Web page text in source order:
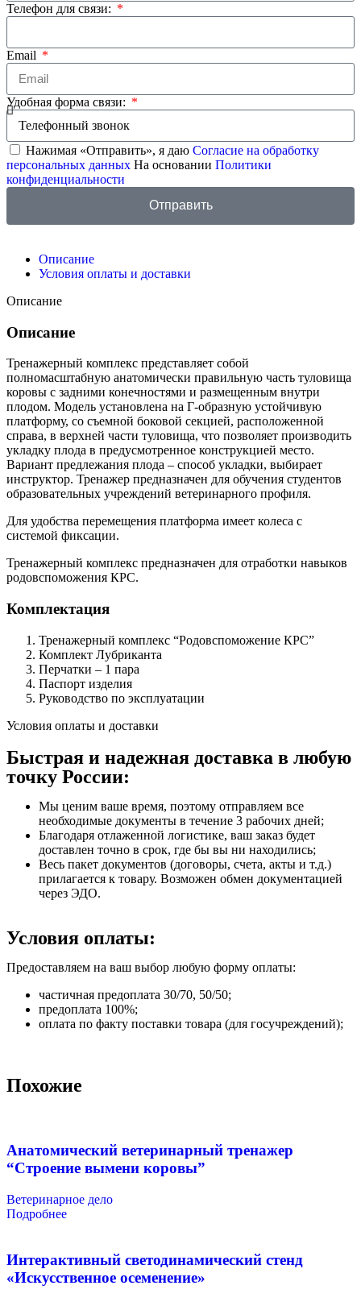
Телефон для связи:
Email
Удобная форма связи:
Нажимая «Отправить», я даю Согласие на обработку
персональных данных На основании Политики
конфиденциальности
Отправить
Описание
Условия оплаты и доставки
Описание
Описание
Тренажерный комплекс представляет собой
полномасштабную анатомически правильную часть туловища
коровы с задними конечностями и размещенным внутри
плодом. Модель установлена на Г-образную устойчивую
платформу, со съемной боковой секцией, расположенной
справа, в верхней части туловища, что позволяет производить
укладку плода в предусмотренное конструкцией место.
Вариант предлежания плода – способ укладки, выбирает
инструктор. Тренажер предназначен для обучения студентов
образовательных учреждений ветеринарного профиля.
Для удобства перемещения платформа имеет колеса с
системой фиксации.
Тренажерный комплекс предназначен для отработки навыков
родовспоможения КРС.
Комплектация
Тренажерный комплекс “Родовспоможение КРС”
Комплект Лубриканта
Перчатки – 1 пара
Паспорт изделия
Руководство по эксплуатации
Условия оплаты и доставки
Быстрая и надежная доставка в любую
точку России:
Мы ценим ваше время, поэтому отправляем все
необходимые документы в течение 3 рабочих дней;
Благодаря отлаженной логистике, ваш заказ будет
доставлен точно в срок, где бы вы ни находились;
Весь пакет документов (договоры, счета, акты и т.д.)
прилагается к товару. Возможен обмен документацией
через ЭДО.
Условия оплаты:
Предоставляем на ваш выбор любую форму оплаты:
частичная предоплата 30/70, 50/50;
предоплата 100%;
оплата по факту поставки товара (для госучреждений);
Похожие
Анатомический ветеринарный тренажер
“Строение вымени коровы”
Ветеринарное дело
Подробнее
Интерактивный светодинамический стенд
«Искусственное осеменение»